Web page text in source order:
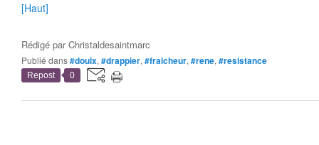
[Haut]
Rédigé parChristaldesaintmarc
Publié dans#douix, #drappier, #fraicheur, #rene, #resistance
Repost 0